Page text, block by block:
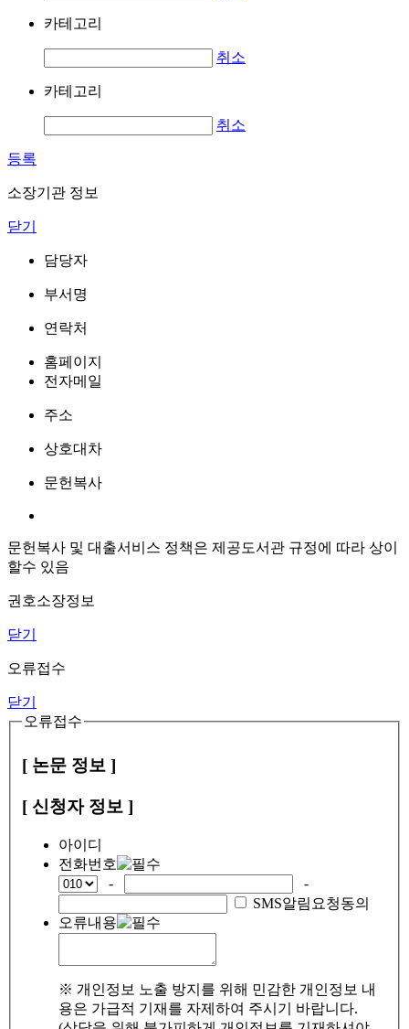
카테고리
취소
카테고리
취소
등록
소장기관 정보
닫기
담당자
부서명
연락처
홈페이지
전자메일
주소
상호대차
문헌복사
문헌복사 및 대출서비스 정책은 제공도서관 규정에 따라 상이
할수 있음
권호소장정보
닫기
오류접수
닫기
오류접수
[ 논문 정보 ]
[ 신청자 정보 ]
아이디
전화번호
-
-
SMS알림요청동의
오류내용
※ 개인정보 노출 방지를 위해 민감한 개인정보 내
용은 가급적 기재를 자제하여 주시기 바랍니다.